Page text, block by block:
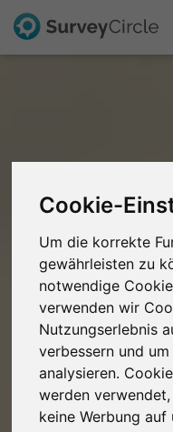
Cookie-
Um die korrekte
gewährleisten zu
notwendige
verwenden wir
Nutzungserlebnis
verbessern und
analysieren.
werden
keine Werbung auf